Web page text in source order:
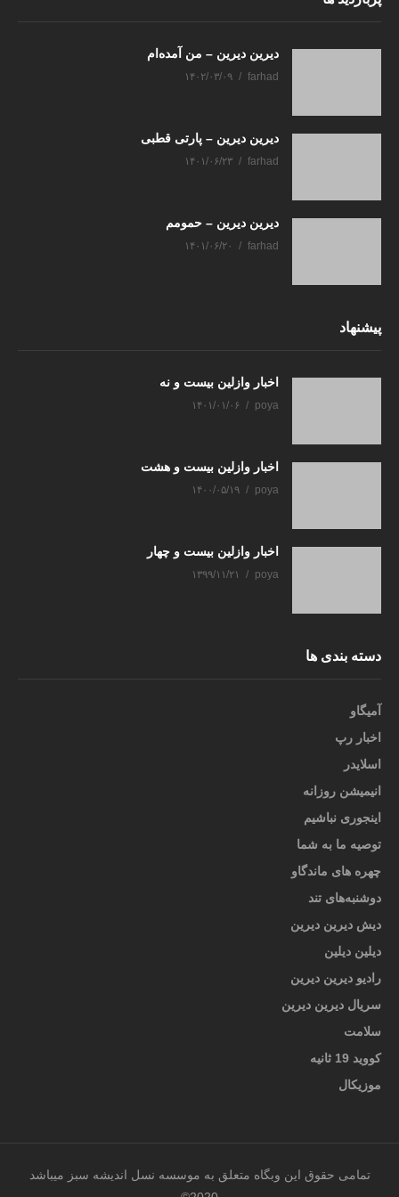
دیرین دیرین – من آمده‌ام
farhad ۱۴۰۲/۰۳/۰۹
دیرین دیرین – پارتی قطبی
farhad ۱۴۰۱/۰۶/۲۳
دیرین دیرین – حمومم
farhad ۱۴۰۱/۰۶/۲۰
پیشنهاد
اخبار وازلین بیست و نه
poya ۱۴۰۱/۰۱/۰۶
اخبار وازلین بیست و هشت
poya ۱۴۰۰/۰۵/۱۹
اخبار وازلین بیست و چهار
poya ۱۳۹۹/۱۱/۲۱
دسته بندی ها
آمیگاو
اخبار رپ
اسلایدر
انیمیشن روزانه
اینجوری نباشیم
توصیه ما به شما
چهره های ماندگاو
دوشنبه‌های تند
دیش دیرین دیرین
دیلین دیلین
رادیو دیرین دیرین
سریال دیرین دیرین
سلامت
کووید 19 ثانیه
موزیکال
تمامی حقوق این وبگاه متعلق به موسسه نسل اندیشه سبز میباشد